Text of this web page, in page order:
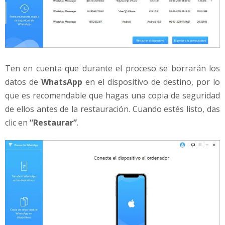
Ten en cuenta que durante el proceso se borrarán los
datos de WhatsApp en el dispositivo de destino, por lo
que es recomendable que hagas una copia de seguridad
de ellos antes de la restauración. Cuando estés listo, das
clic en “Restaurar”.